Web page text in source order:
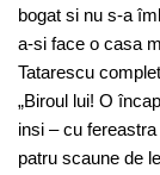
bogat si nu s-a
a-si face o casa
Tatarescu
„Biroul lui! O
insi – cu
patru scaune de